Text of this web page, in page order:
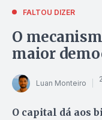
FALTOU DIZER
O
maior
Luan Monteiro
O capital dá aos